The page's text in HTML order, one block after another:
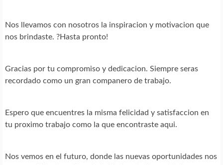
Nos llevamos con nosotros la inspiracion y motivacion que
nos brindaste. ?Hasta pronto!
Gracias por tu compromiso y dedicacion. Siempre seras
recordado como un gran companero de trabajo.
Espero que encuentres la misma felicidad y satisfaccion en
tu proximo trabajo como la que encontraste aqui.
Nos vemos en el futuro, donde las nuevas oportunidades nos